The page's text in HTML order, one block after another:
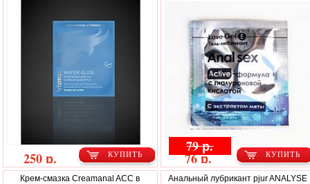
КУПИТЬ
250 р. КУПИТЬ
79 р.
76 р.
Крем-смазка Creamanal ACC в
Анальный лубрикант pjur ANALYSE